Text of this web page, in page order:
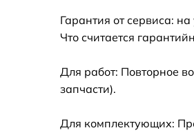
Замена
Устранение засора
Ремонт датчика
Гарантия от сервиса:
Что считается
Для работ: Повторное
запчасти).
Для комплектующих: